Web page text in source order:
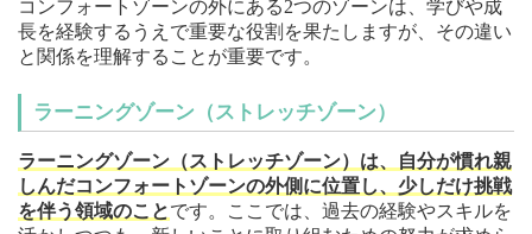
コンフォートゾーンの外にある2つのゾーンは、学びや成
長を経験するうえで重要な役割を果たしますが、その違い
と関係を理解することが重要です。
ラーニングゾーン（ストレッチゾーン）
ラーニングゾーン（ストレッチゾーン）は、自分が慣れ親
しんだコンフォートゾーンの外側に位置し、少しだけ挑戦
を伴う領域のことです。ここでは、過去の経験やスキルを